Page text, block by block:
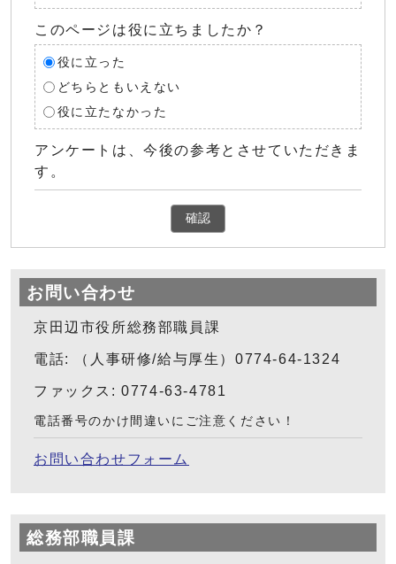
このページは役に立ちましたか？
役に立った
どちらともいえない
役に立たなかった
アンケートは、今後の参考とさせていただきま
す。
確認
お問い合わせ
京田辺市役所総務部職員課
電話: （人事研修/給与厚生）0774-64-1324
ファックス: 0774-63-4781
電話番号のかけ間違いにご注意ください！
お問い合わせフォーム
総務部職員課